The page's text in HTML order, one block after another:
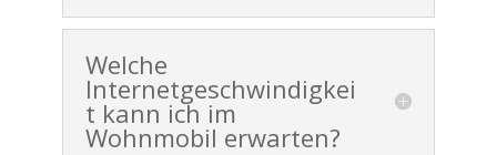
Welche
Internetgeschwindigkei
t kann ich im
Wohnmobil erwarten?